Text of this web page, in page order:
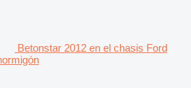
Betonstar 2012 en el chasis Ford